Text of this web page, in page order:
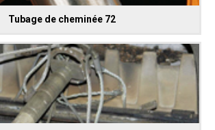
Tubage de cheminée 72